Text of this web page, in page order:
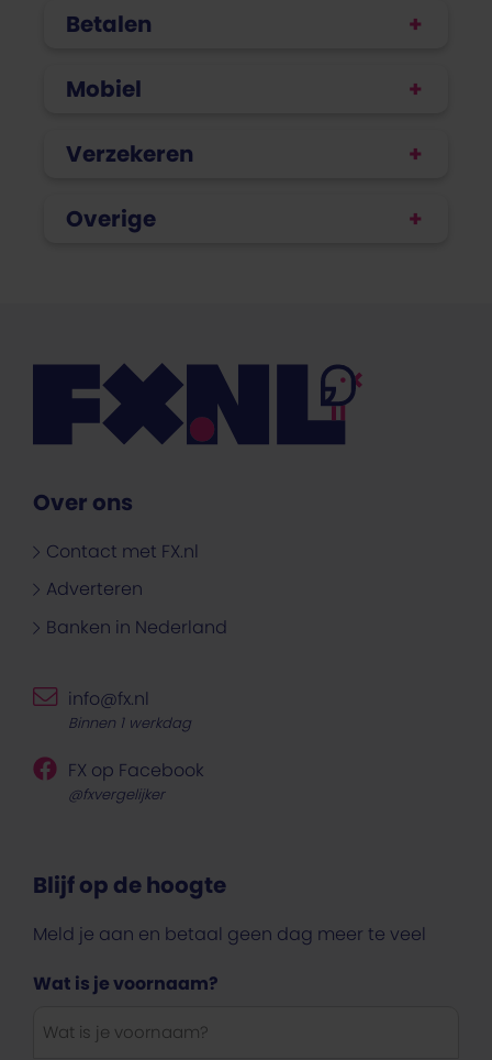
Betalen
Mobiel
Verzekeren
Overige
Over ons
Contact met FX.nl
Adverteren
Banken in Nederland
Blijf op de hoogte
Meld je aan en betaal geen dag meer te veel
Wat is je voornaam?
info@fx.nl
Binnen 1 werkdag
FX op Facebook
@fxvergelijker